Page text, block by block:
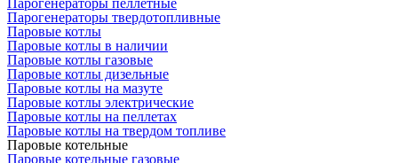
Парогенераторы пеллетные
Парогенераторы твердотопливные
Паровые котлы
Паровые котлы в наличии
Паровые котлы газовые
Паровые котлы дизельные
Паровые котлы на мазуте
Паровые котлы электрические
Паровые котлы на пеллетах
Паровые котлы на твердом топливе
Паровые котельные
Паровые котельные газовые